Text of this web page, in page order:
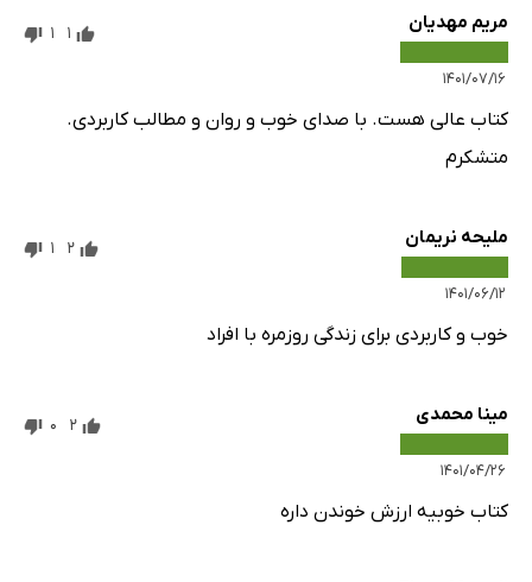
مریم مهدیان
۱۴۰۱/۰۷/۱۶
1
1
کتاب عالی هست. با صدای خوب و روان و مطالب کاربردی.
متشکرم
ملیحه نریمان
۱۴۰۱/۰۶/۱۲
2
1
خوب و کاربردی برای زندگی روزمره با افراد
مینا محمدی
۱۴۰۱/۰۴/۲۶
2
0
کتاب خوبیه ارزش خوندن داره